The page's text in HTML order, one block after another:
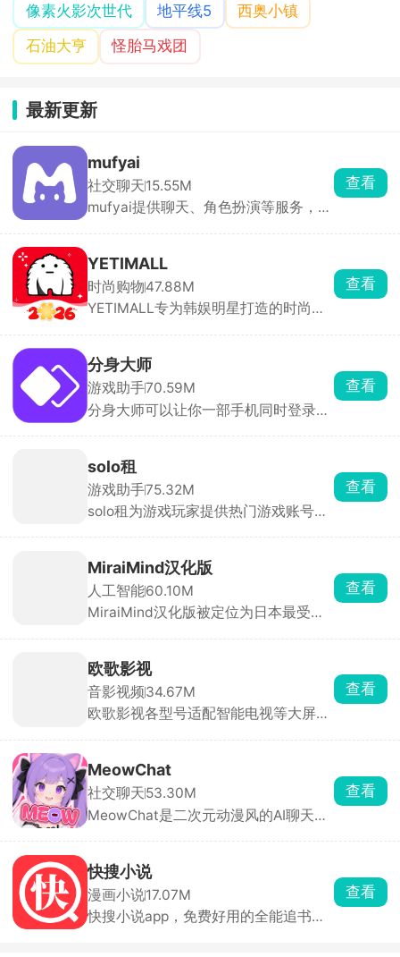
像素火影次世代 地平线5
西奥小镇
石油大亨
怪胎马戏团
最新更新
mufyai
社交聊天15.55M
mufyai提供聊天、角色扮演等服务，在
粮，猫罐头，鱼缸都是等价货币，可以
用于创建角色和剧本等，在mufyai中你
就是主角，人人都是创作者，构筑出了
一个完全沉浸式的虚拟交互天地，与众
查看
YETIMALL
时尚购物47.88M
YETIMALL专为韩娱明星打造的时尚周
周边产品，全平台有保障，商品类别分
类详细，能够购买到心仪的物品，多件
商品一起购买还有优惠哟，更有独特的
签名礼物免费送，一键下单，48小时内
查看
分身大师
游戏助手70.59M
分身大师可以让你一部手机同时登录多
时在线。分身运行稳定，消息接收及
时，官方强调比市面上其他双开软件更
安全。
查看
solo租
游戏助手75.32M
solo租为游戏玩家提供热门游戏账号的
高端账号的需求。支持按小时、按天等
多种租赁模式，用户可根据需求选择短
时租赁或长期租赁，降低体验成本。每
笔订单都有平台担保，租前账号状态透
查看
MiraiMind汉化版
人工智能60.10M
MiraiMind汉化版被定位为日本最受欢
多种不同性格的AI角色可供自由选择，
无论高冷、热情还是温柔，每一位都拥
有独立的背景故事与独特人格。玩家还
可亲手创造专属虚拟角色，自由设定外
查看
欧歌影视
音影视频34.67M
欧歌影视各型号适配智能电视等大屏设
迅速。支持高清播放与精准搜索，智能
推荐功能可依据观看历史推送个性化内
容。全程无广告干扰，永久免费使用，
让你轻松享受大屏追剧的快乐。
查看
MeowChat
社交聊天53.30M
MeowChat是二次元动漫风的AI聊天
整，聊天像进了动漫剧情，AI回复贴合
人设。适合喜欢二次元、猫娘、剧情代
入感强的 AI 陪伴党。
查看
快搜小说
漫画小说17.07M
快搜小说app，免费好用的全能追书阅
查看